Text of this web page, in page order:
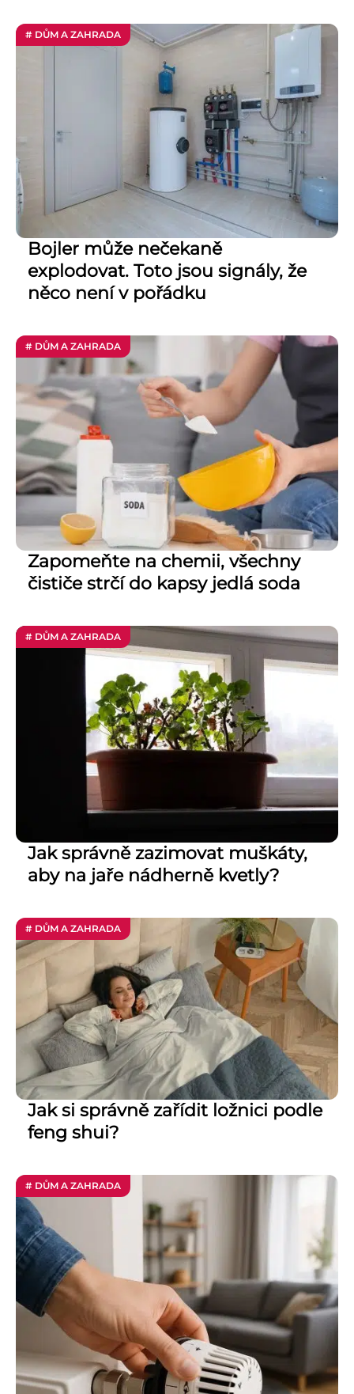
# DŮM A ZAHRADA
Bojler může nečekaně
explodovat. Toto jsou signály, že
něco není v pořádku
# DŮM A ZAHRADA
Zapomeňte na chemii, všechny
čističe strčí do kapsy jedlá soda
# DŮM A ZAHRADA
Jak správně zazimovat muškáty,
aby na jaře nádherně kvetly?
# DŮM A ZAHRADA
Jak si správně zařídit ložnici podle
feng shui?
# DŮM A ZAHRADA